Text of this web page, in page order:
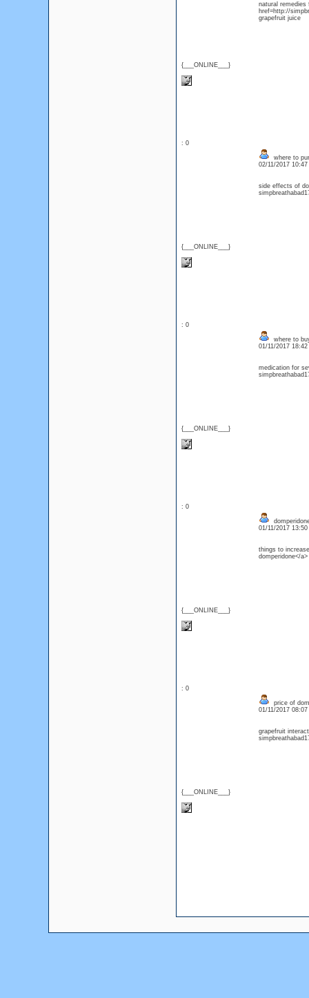
{___ONLINE___}
natural remedies
href=http://
grapefruit juice
: 0
{___ONLINE___}
where to
02/11/2017
side effects of
: 0
{___ONLINE___}
where to
01/11/2017
medication for
: 0
{___ONLINE___}
01/11/2017
things to
domperidone</
: 0
{___ONLINE___}
price of
01/11/2017
grapefruit